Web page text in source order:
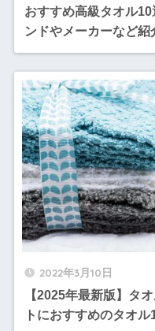
おすすめ高級タオル
ンドやメーカーなど紹
2022年3月10日
【2025年最新版】タ
トにおすすめのタオル